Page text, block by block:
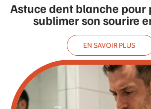
Astuce dent blanche pour
sublimer son sourire
EN SAVOIR PLUS